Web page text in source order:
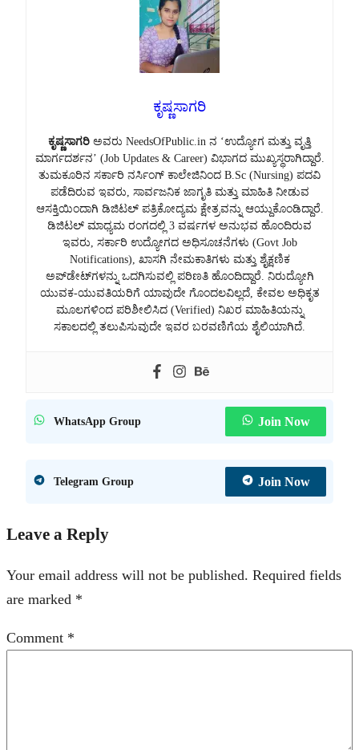
ಕೃಷ್ಣಸಾಗರಿ
ಕೃಷ್ಣಸಾಗರಿ ಅವರು NeedsOfPublic.in ನ ‘ಉದ್ಯೋಗ ಮತ್ತು ವೃತ್ತಿ
ಮಾರ್ಗದರ್ಶನ’ (Job Updates & Career) ವಿಭಾಗದ ಮುಖ್ಯಸ್ಥರಾಗಿದ್ದಾರೆ.
ತುಮಕೂರಿನ ಸರ್ಕಾರಿ ನರ್ಸಿಂಗ್ ಕಾಲೇಜಿನಿಂದ B.Sc (Nursing) ಪದವಿ
ಪಡೆದಿರುವ ಇವರು, ಸಾರ್ವಜನಿಕ ಜಾಗೃತಿ ಮತ್ತು ಮಾಹಿತಿ ನೀಡುವ
ಆಸಕ್ತಿಯಿಂದಾಗಿ ಡಿಜಿಟಲ್ ಪತ್ರಿಕೋದ್ಯಮ ಕ್ಷೇತ್ರವನ್ನು ಆಯ್ದುಕೊಂಡಿದ್ದಾರೆ.
ಡಿಜಿಟಲ್ ಮಾಧ್ಯಮ ರಂಗದಲ್ಲಿ 3 ವರ್ಷಗಳ ಅನುಭವ ಹೊಂದಿರುವ
ಇವರು, ಸರ್ಕಾರಿ ಉದ್ಯೋಗದ ಅಧಿಸೂಚನೆಗಳು (Govt Job
Notifications), ಖಾಸಗಿ ನೇಮಕಾತಿಗಳು ಮತ್ತು ಶೈಕ್ಷಣಿಕ
ಅಪ್‌ಡೇಟ್‌ಗಳನ್ನು ಒದಗಿಸುವಲ್ಲಿ ಪರಿಣತಿ ಹೊಂದಿದ್ದಾರೆ. ನಿರುದ್ಯೋಗಿ
ಯುವಕ-ಯುವತಿಯರಿಗೆ ಯಾವುದೇ ಗೊಂದಲವಿಲ್ಲದೆ, ಕೇವಲ ಅಧಿಕೃತ
ಮೂಲಗಳಿಂದ ಪರಿಶೀಲಿಸಿದ (Verified) ನಿಖರ ಮಾಹಿತಿಯನ್ನು
ಸಕಾಲದಲ್ಲಿ ತಲುಪಿಸುವುದೇ ಇವರ ಬರವಣಿಗೆಯ ಶೈಲಿಯಾಗಿದೆ.
WhatsApp Group Join Now
Telegram Group Join Now
Leave a Reply
Your email address will not be published. Required fields
are marked *
Comment *